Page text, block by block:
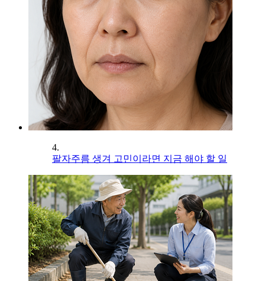
4.
팔자주름 생겨 고민이라면 지금 해야 할 일